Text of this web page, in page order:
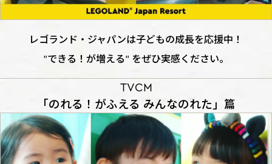
レゴランド・ジャパンは子どもの成長を応援中！
"できる！が増える" をぜひ実感ください。
TVCM
「のれる！がふえる みんなのれた」篇